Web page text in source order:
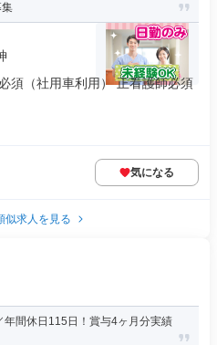
須（社用車利用） 正看護師必須
気になる
似求人を見る
年間休日115日！賞与4ヶ月分実績